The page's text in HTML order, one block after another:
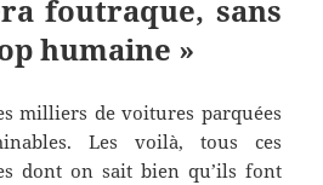
foutraque, sans
humaine »
milliers de voitures parquées
Les voilà, tous ces
dont on sait bien qu’ils font